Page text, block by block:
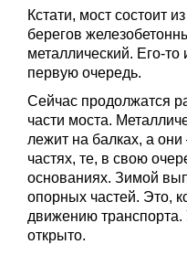
Кстати, мост состоит
берегов
металлический. Его-то
первую очередь.
Сейчас продолжатся
части моста.
лежит на балках, а
частях, те, в свою
основаниях. Зимой
опорных частей. Это,
движению
открыто.